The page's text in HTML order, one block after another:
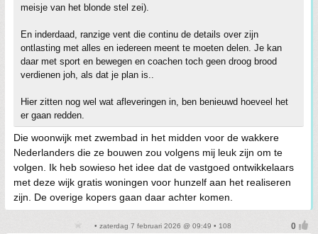
meisje van het blonde stel zei).
En inderdaad, ranzige vent die continu de details over zijn
ontlasting met alles en iedereen meent te moeten delen. Je kan
daar met sport en bewegen en coachen toch geen droog brood
verdienen joh, als dat je plan is..
Hier zitten nog wel wat afleveringen in, ben benieuwd hoeveel het
er gaan redden.
Die woonwijk met zwembad in het midden voor de wakkere
Nederlanders die ze bouwen zou volgens mij leuk zijn om te
volgen. Ik heb sowieso het idee dat de vastgoed ontwikkelaars
met deze wijk gratis woningen voor hunzelf aan het realiseren
zijn. De overige kopers gaan daar achter komen.
• zaterdag 7 februari 2026 @ 09:49 • 108